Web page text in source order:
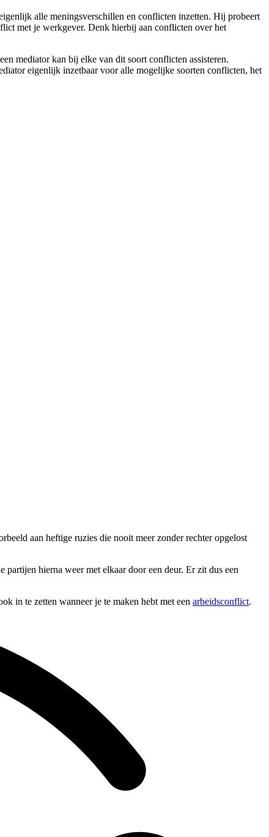
alle meningsverschillen en conflicten inzetten. Hij probeert
met je werkgever. Denk hierbij aan conflicten over het
mediator kan bij elke van dit soort conflicten assisteren.
eigenlijk inzetbaar voor alle mogelijke soorten conflicten, het
aan heftige ruzies die nooit meer zonder rechter opgelost
hierna weer met elkaar door een deur. Er zit dus een
in te zetten wanneer je te maken hebt met een arbeidsconflict.